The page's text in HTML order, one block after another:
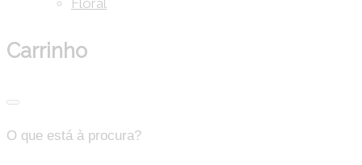
Carrinho
O que está à procura?